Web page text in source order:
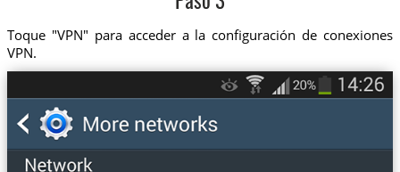
Toque "VPN" para acceder a la configuración de conexiones
VPN.